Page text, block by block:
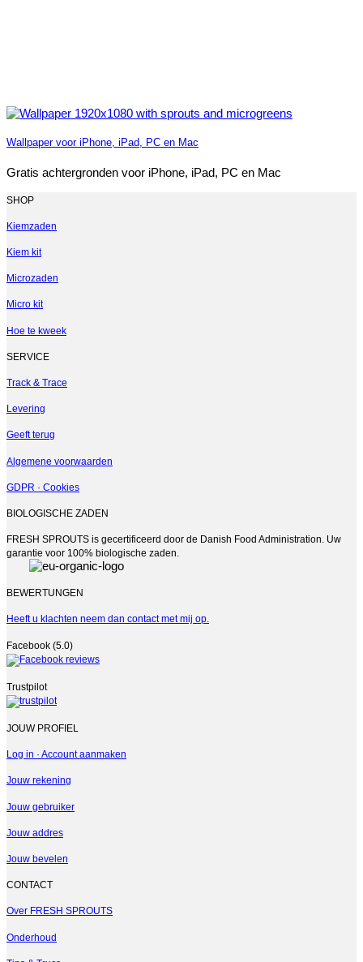
Wallpaper voor iPhone, iPad, PC en Mac
Gratis achtergronden voor iPhone, iPad, PC en Mac
SHOP
Kiemzaden
Kiem kit
Microzaden
Micro kit
Hoe te kweek
SERVICE
Track & Trace
Levering
Geeft terug
Algemene voorwaarden
GDPR · Cookies
BIOLOGISCHE ZADEN
FRESH SPROUTS is gecertificeerd door de Danish Food Administration. Uw
garantie voor 100% biologische zaden.
BEWERTUNGEN
Heeft u klachten neem dan contact met mij op.
Facebook (5.0)
Trustpilot
JOUW PROFIEL
Log in · Account aanmaken
Jouw rekening
Jouw gebruiker
Jouw addres
Jouw bevelen
CONTACT
Over FRESH SPROUTS
Onderhoud